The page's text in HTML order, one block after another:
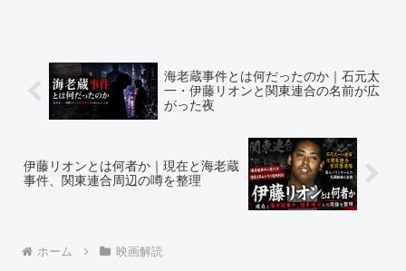
海老蔵事件とは何だったのか｜石元太
一・伊藤リオンと関東連合の名前が広
がった夜
伊藤リオンとは何者か｜現在と海老蔵
事件、関東連合周辺の噂を整理
ホーム 映画解読